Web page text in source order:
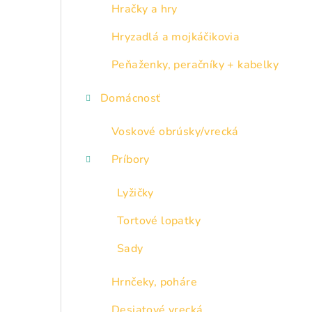
Hračky a hry
Hryzadlá a mojkáčikovia
Peňaženky, peračníky + kabelky
Domácnosť
Voskové obrúsky/vrecká
Príbory
Lyžičky
Tortové lopatky
Sady
Hrnčeky, poháre